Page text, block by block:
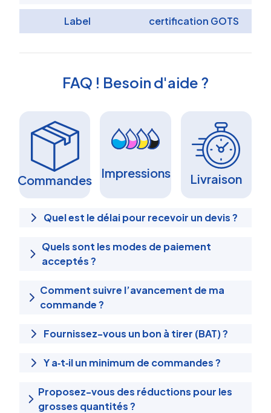
Label certification GOTS
FAQ ! Besoin d'aide ?
Commandes Impressions Livraison
Quel est le délai pour recevoir un devis ?
Quels sont les modes de paiement
acceptés ?
Comment suivre l’avancement de ma
commande ?
Fournissez-vous un bon à tirer (BAT) ?
Y a‑t‑il un minimum de commandes ?
Proposez-vous des réductions pour les
grosses quantités ?